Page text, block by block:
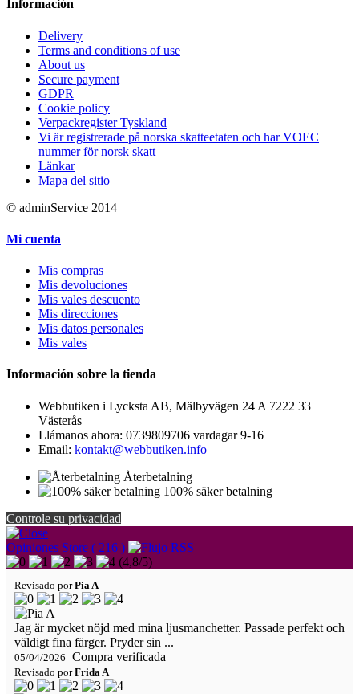
Información
Delivery
Terms and conditions of use
About us
Secure payment
GDPR
Cookie policy
Verpackregister Tyskland
Vi är registrerade på norska skatteetaten och har VOEC
nummer för norsk skatt
Länkar
Mapa del sitio
© adminService 2014
Mi cuenta
Mis compras
Mis devoluciones
Mis vales descuento
Mis direcciones
Mis datos personales
Mis vales
Información sobre la tienda
Webbutiken i Lycksta AB, Mälbyvägen 24 A 7222 33
Västerås
Llámanos ahora: 0739809706 vardagar 9-16
Email: kontakt@webbutiken.info
Återbetalning
100% säker betalning
Controle su privacidad
Opiniones Store ( 216 )
(4,8/5)
Revisado porPia A
Jag är mycket nöjd med mina ljusmanchetter. Passade perfekt och
väldigt fina färger. Pryder sin ...
05/04/2026 Compra verificada
Revisado porFrida A